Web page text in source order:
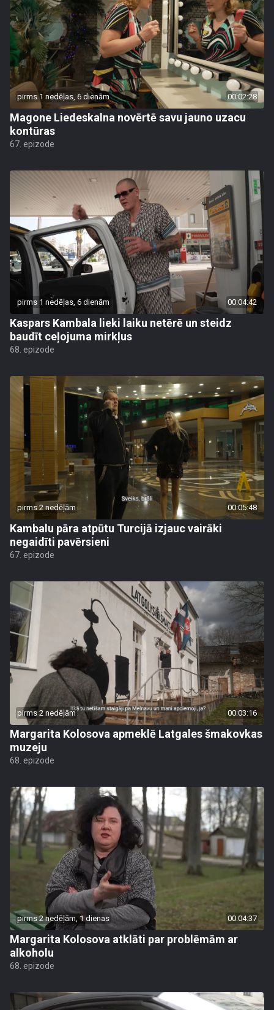
pirms 1 nedēļas, 6 dienām 00:02:28
Magone Liedeskalna novērtē savu jauno uzacu
kontūras
67. epizode
pirms 1 nedēļas, 6 dienām 00:04:42
Kaspars Kambala lieki laiku netērē un steidz
baudīt ceļojuma mirkļus
68. epizode
pirms 2 nedēļām 00:05:48
Kambalu pāra atpūtu Turcijā izjauc vairāki
negaidīti pavērsieni
67. epizode
pirms 2 nedēļām 00:03:16
Margarita Kolosova apmeklē Latgales šmakovkas
muzeju
68. epizode
pirms 2 nedēļām, 1 dienas 00:04:37
Margarita Kolosova atklāti par problēmām ar
alkoholu
68. epizode